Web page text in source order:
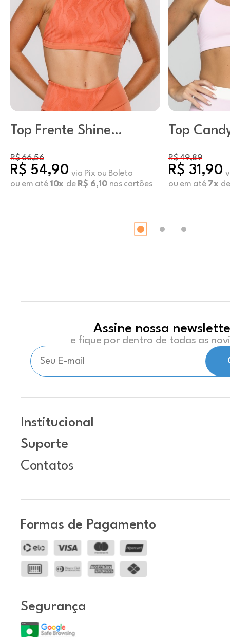
Top Frente Shine
R$ 66,56
R$ 54,90 via Pix ou Boleto
ou em até 10x de R$ 6,10nos cartões
Top
R$ 49,89
R$ 31,90
ou em até 7x
Assine nossa
e fique por dentro de todas as
Institucional
Suporte
Contatos
Formas de Pagamento
Segurança